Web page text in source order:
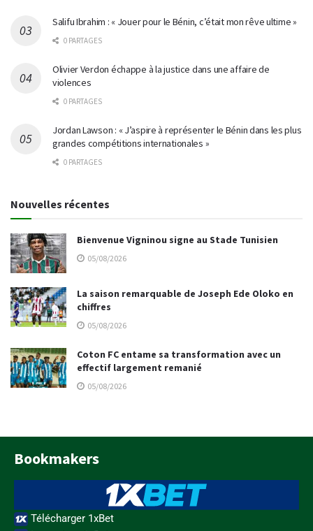
Salifu Ibrahim : « Jouer pour le Bénin, c’était mon rêve ultime »
0 PARTAGES
Olivier Verdon échappe à la justice dans une affaire de
violences
0 PARTAGES
Jordan Lawson : « J’aspire à représenter le Bénin dans les plus
grandes compétitions internationales »
0 PARTAGES
Nouvelles récentes
Bienvenue Vigninou signe au Stade Tunisien
05/08/2026
La saison remarquable de Joseph Ede Oloko en
chiffres
05/08/2026
Coton FC entame sa transformation avec un
effectif largement remanié
05/08/2026
Bookmakers
Télécharger 1xBet